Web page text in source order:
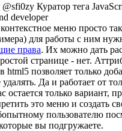
@sfi0zy Куратор тега
developer
меню просто
для работы с ним
права. Их можно дать
странице - нет.
html5 позволяет только
Да и работает от
остается только вариант,
это меню и создать
пользователю
вы подгружаете.